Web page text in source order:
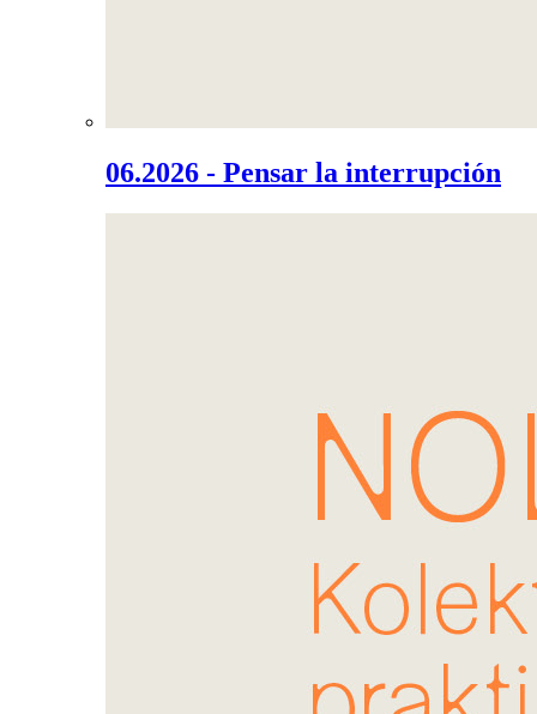
06.2026 - Pensar la interrupción